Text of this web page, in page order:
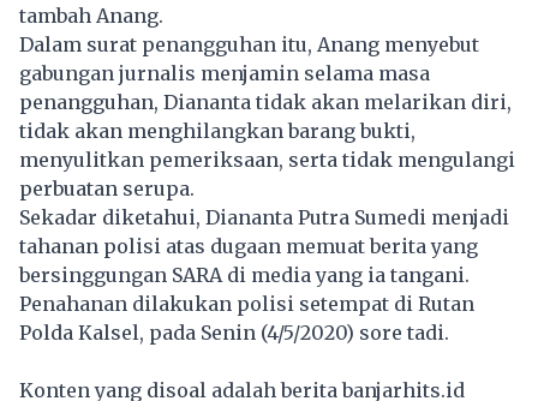
tambah Anang.
Dalam surat penangguhan itu, Anang menyebut
gabungan jurnalis menjamin selama masa
penangguhan, Diananta tidak akan melarikan diri,
tidak akan menghilangkan barang bukti,
menyulitkan pemeriksaan, serta tidak mengulangi
perbuatan serupa.
Sekadar diketahui, Diananta Putra Sumedi menjadi
tahanan polisi atas dugaan memuat berita yang
bersinggungan SARA di media yang ia tangani.
Penahanan dilakukan polisi setempat di Rutan
Polda Kalsel, pada Senin (4/5/2020) sore tadi.
Konten yang disoal adalah berita banjarhits.id